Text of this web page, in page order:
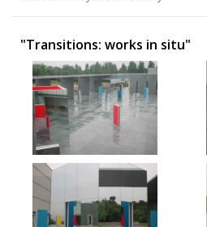
"Transitions: works in situ"